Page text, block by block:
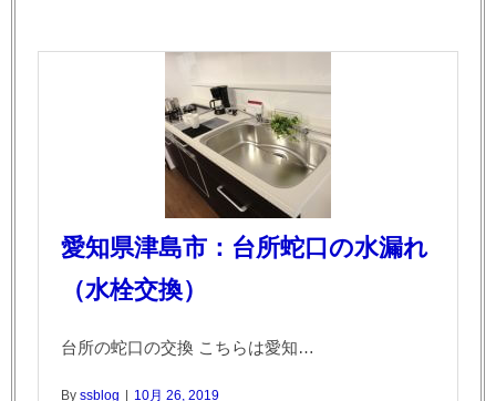
愛知県津島市：台所蛇口の水漏れ
（水栓交換）
台所の蛇口の交換 こちらは愛知…
By ssblog | 10月 26, 2019